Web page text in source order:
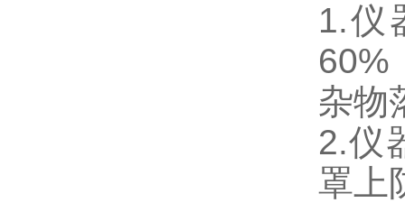
1.仪
60%
杂物
2.仪
罩上